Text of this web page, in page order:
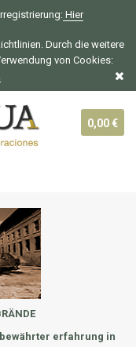
Hier
Durch die weitere
von Cookies:
0,00 €
erfahrung in